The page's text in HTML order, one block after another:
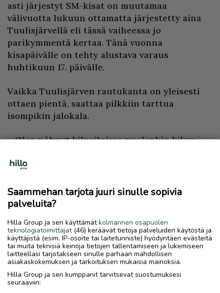
asti järjestyt SM-kisat on muutamaa
välivuotta lukuun ottamatta järjestetty aina
Tuulisjärvellä eli tässä vaiheessa jo
parikymmentä kertaa. Tänä vuonna
kisapäivälle on tehty alustava varaus
huhtikuun 17. päivälle.
Vaikka Tuulisjärven rautukanta on yleisesti
ottaen pientä, saattaa pilkkiin tarttua
isompikin jalokala.
– Olen nähnyt kilpailuissa puolenkin kilon
syömäkaloja, kun käyttää pannulla, SM-
Seurujärvi tuumii.
osanottomaksuun, mutta muuten
ulkopaikkakuntalaisten täytyy lunastaa Inarin
erämaa-alueen lupa, jos haluaa kokeilla
pilkkimistä Tuulisjärvellä. Ylä-Lapin
luontokeskus Siidasta kerrotaan, että samalla
luvalla voi kuitenkin kokeilla pilkkionneaan
Saammehan tarjota juuri sinulle sopivia
palveluita?
Hilla Group ja sen käyttämätkolmannen osapuolen
teknologiatoimittajat(46) keräävät tietoja palveluiden käytöstä ja
käyttäjistä (esim. IP-osoite tai laitetunniste) hyödyntäen evästeitä
tai muita teknisiä keinoja tietojen tallentamiseen ja lukemiseen
laitteellasi tarjotakseen sinulle parhaan mahdollisen
asiakaskokemuksen ja tarkoituksen mukaisia mainoksia.
Hilla Group ja sen kumppanit tarvitsevat suostumuksesi
seuraaviin: